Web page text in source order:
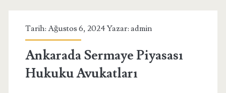
Tarih: Ağustos 6, 2024 Yazar: admin
Ankarada Sermaye Piyasası
Hukuku Avukatları